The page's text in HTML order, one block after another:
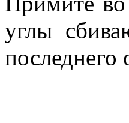
углы
последнего